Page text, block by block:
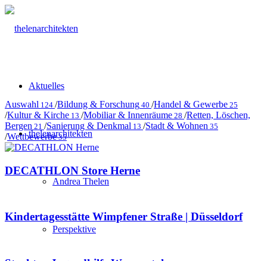
Aktuelles
thelenarchitekten
Andrea Thelen
Perspektive
Auswahl 124 /Bildung & Forschung 40 /Handel & Gewerbe 25
/Kultur & Kirche 13 /Mobiliar & Innenräume 28 /Retten, Löschen,
Bergen 21 /Sanierung & Denkmal 13 /Stadt & Wohnen 35
/Wettbewerbe35
DECATHLON Store Herne
Kindertagesstätte Wimpfener Straße | Düsseldorf